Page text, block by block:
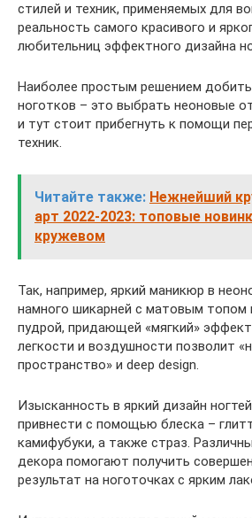
стилей и техник, применяемых для
реальность самого красивого и
любительниц эффектного дизайна
Наиболее простым решением
ноготков – это выбрать неоновые
и тут стоит прибегнуть к помощи
техник.
Читайте также: Нежнейший
арт 2022-2023: топовые
кружевом
Так, например, яркий маникюр в
намного шикарней с матовым топом
пудрой, придающей «мягкий»
легкости и воздушности позволит
пространство» и deep design.
Изысканность в яркий дизайн
привнести с помощью блеска –
камифубуки, а также страз.
декора помогают получить
результат на ноготочках с ярким